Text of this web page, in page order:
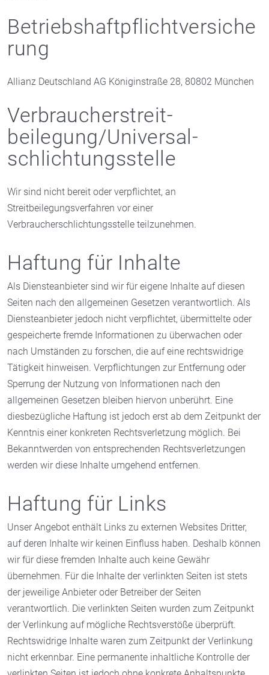
Betriebshaftpflichtversiche
rung
Allianz Deutschland AG Königinstraße 28, 80802 München
Verbraucher­streit­
beilegung/Universal­
schlichtungs­stelle
Wir sind nicht bereit oder verpflichtet, an
Streitbeilegungsverfahren vor einer
Verbraucherschlichtungsstelle teilzunehmen.
Haftung für Inhalte
Als Diensteanbieter sind wir für eigene Inhalte auf diesen
Seiten nach den allgemeinen Gesetzen verantwortlich. Als
Diensteanbieter jedoch nicht verpflichtet, übermittelte oder
gespeicherte fremde Informationen zu überwachen oder
nach Umständen zu forschen, die auf eine rechtswidrige
Tätigkeit hinweisen. Verpflichtungen zur Entfernung oder
Sperrung der Nutzung von Informationen nach den
allgemeinen Gesetzen bleiben hiervon unberührt. Eine
diesbezügliche Haftung ist jedoch erst ab dem Zeitpunkt der
Kenntnis einer konkreten Rechtsverletzung möglich. Bei
Bekanntwerden von entsprechenden Rechtsverletzungen
werden wir diese Inhalte umgehend entfernen.
Haftung für Links
Unser Angebot enthält Links zu externen Websites Dritter,
auf deren Inhalte wir keinen Einfluss haben. Deshalb können
wir für diese fremden Inhalte auch keine Gewähr
übernehmen. Für die Inhalte der verlinkten Seiten ist stets
der jeweilige Anbieter oder Betreiber der Seiten
verantwortlich. Die verlinkten Seiten wurden zum Zeitpunkt
der Verlinkung auf mögliche Rechtsverstöße überprüft.
Rechtswidrige Inhalte waren zum Zeitpunkt der Verlinkung
nicht erkennbar. Eine permanente inhaltliche Kontrolle der